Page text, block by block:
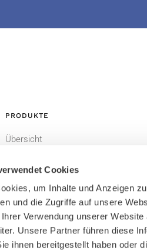
Cookies
um Inhalte und Anzeigen
und die Zugriffe auf unsere
Verwendung unserer
Unsere Partner führen diese
ihnen bereitgestellt haben oder
PRODUKTE
Übersicht
TINA